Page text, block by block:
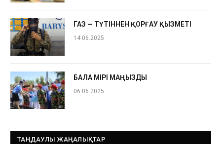
ГАЗ — ТҮТІННЕН ҚОРҒАУ ҚЫЗМЕТІ
14.06.2025
БАЛА ӨМІРІ МАҢЫЗДЫ
06.06.2025
ТАҢДАУЛЫ ЖАҢАЛЫҚТАР